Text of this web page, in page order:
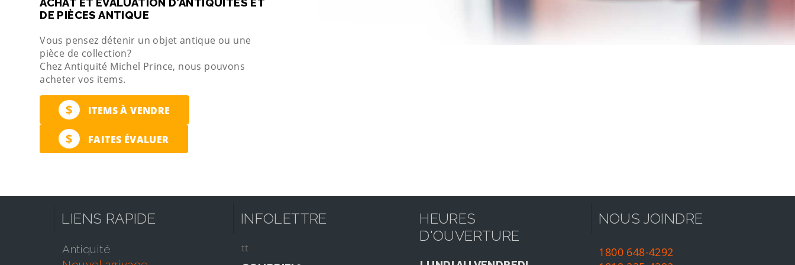
DE PIÈCES ANTIQUE
Vous pensez détenir un objet antique ou une
pièce de collection?
Chez Antiquité Michel Prince, nous pouvons
acheter vos items.
$ ITEMS À VENDRE
$ FAITES ÉVALUER
LIENS RAPIDE
antiquité
INFOLETTRE
tt
HEURES
D'OUVERTURE
NOUS JOINDRE
1800 648-4292